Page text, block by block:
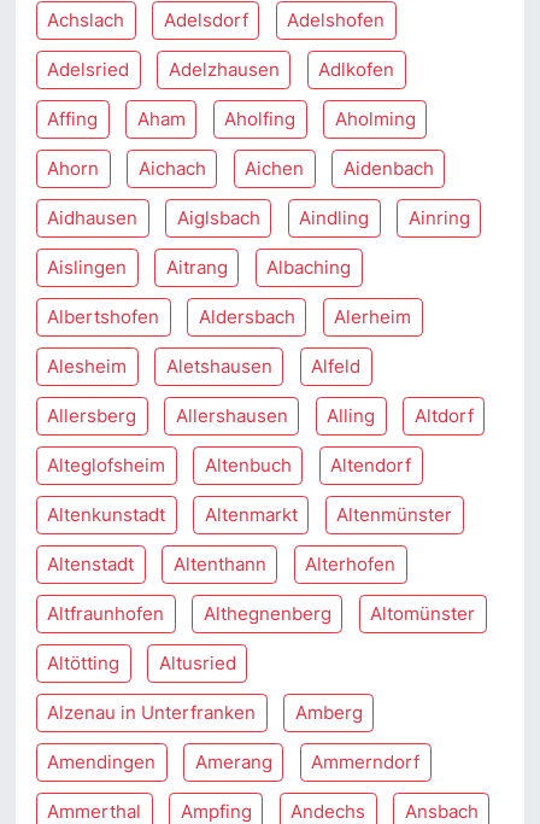
Achslach Adelsdorf Adelshofen
Adelsried Adelzhausen Adlkofen
Affing Aham Aholfing Aholming
Ahorn Aichach Aichen Aidenbach
Aidhausen Aiglsbach Aindling Ainring
Aislingen Aitrang Albaching
Albertshofen Aldersbach Alerheim
Alesheim Aletshausen Alfeld
Allersberg Allershausen Alling Altdorf
Alteglofsheim Altenbuch Altendorf
Altenkunstadt Altenmarkt Altenmünster
Altenstadt Altenthann Alterhofen
Altfraunhofen Althegnenberg Altomünster
Altötting Altusried
Alzenau in Unterfranken Amberg
Amendingen Amerang Ammerndorf
Ammerthal Ampfing Andechs Ansbach